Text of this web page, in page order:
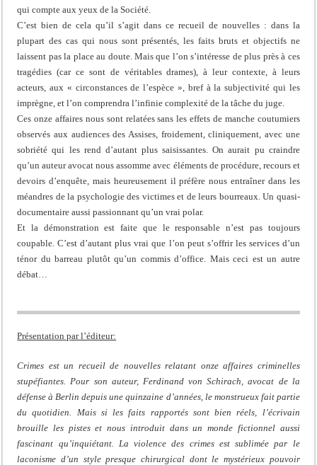
qui compte aux yeux de la Société.
C’est bien de cela qu’il s’agit dans ce recueil de nouvelles : dans la
plupart des cas qui nous sont présentés, les faits bruts et objectifs ne
laissent pas la place au doute. Mais que l’on s’intéresse de plus près à ces
tragédies (car ce sont de véritables drames), à leur contexte, à leurs
acteurs, aux « circonstances de l’espèce », bref à la subjectivité qui les
imprègne, et l’on comprendra l’infinie complexité de la tâche du juge.
Ces onze affaires nous sont relatées sans les effets de manche coutumiers
observés aux audiences des Assises, froidement, cliniquement, avec une
sobriété qui les rend d’autant plus saisissantes. On aurait pu craindre
qu’un auteur avocat nous assomme avec éléments de procédure, recours et
devoirs d’enquête, mais heureusement il préfère nous entraîner dans les
méandres de la psychologie des victimes et de leurs bourreaux. Un quasi-
documentaire aussi passionnant qu’un vrai polar.
Et la démonstration est faite que le responsable n’est pas toujours
coupable. C’est d’autant plus vrai que l’on peut s’offrir les services d’un
ténor du barreau plutôt qu’un commis d’office. Mais ceci est un autre
débat…
Présentation par l’éditeur:
Crimes est un recueil de nouvelles relatant onze affaires criminelles
stupéfiantes. Pour son auteur, Ferdinand von Schirach, avocat de la
défense à Berlin depuis une quinzaine d’années, le monstrueux fait partie
du quotidien. Mais si les faits rapportés sont bien réels, l’écrivain
brouille les pistes et nous introduit dans un monde fictionnel aussi
fascinant qu’inquiétant. La violence des crimes est sublimée par le
laconisme d’un style presque chirurgical dont le mystérieux pouvoir